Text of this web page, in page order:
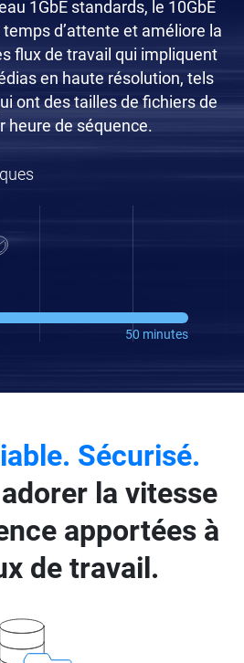
1GbE standards, le 10GbE
d’attente et améliore la
flux de travail qui impliquent
en haute résolution, tels
ont des tailles de fichiers de
heure de séquence.
50 minutes
Sécurisé.
la vitesse
apportées à
de travail.